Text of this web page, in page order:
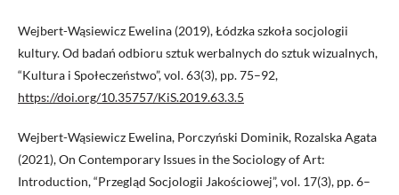
Wejbert-Wąsiewicz Ewelina (2019), Łódzka szkoła socjologii
kultury. Od badań odbioru sztuk werbalnych do sztuk wizualnych,
“Kultura i Społeczeństwo”, vol. 63(3), pp. 75–92,
https://doi.org/10.35757/KiS.2019.63.3.5
Wejbert-Wąsiewicz Ewelina, Porczyński Dominik, Rozalska Agata
(2021), On Contemporary Issues in the Sociology of Art:
Introduction, “Przegląd Socjologii Jakościowej”, vol. 17(3), pp. 6–